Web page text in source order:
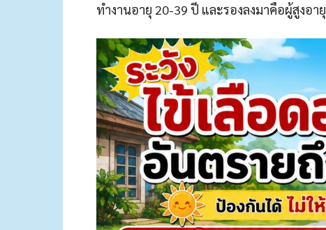
ทำงานอายุ 20-39 ปี และรองลงมาคือผู้สูงอายุ